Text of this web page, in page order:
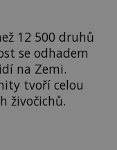
12 500 druhů
se odhadem
na Zemi.
tvoří celou
živočichů.